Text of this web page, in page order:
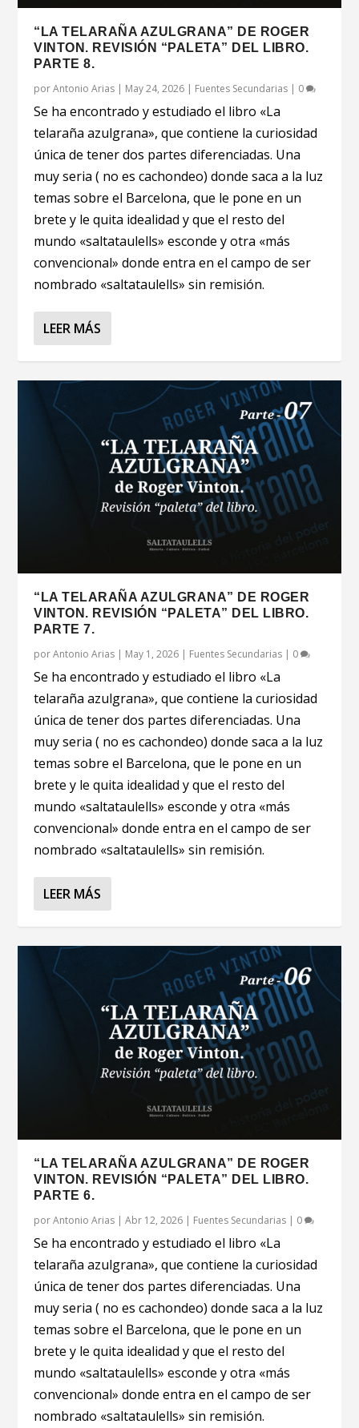
“LA TELARAÑA AZULGRANA” DE ROGER
VINTON. REVISIÓN “PALETA” DEL LIBRO.
PARTE 8.
porAntonio Arias | May 24, 2026 | Fuentes Secundarias | 0
Se ha encontrado y estudiado el libro «La
telaraña azulgrana», que contiene la curiosidad
única de tener dos partes diferenciadas. Una
muy seria ( no es cachondeo) donde saca a la luz
temas sobre el Barcelona, que le pone en un
brete y le quita idealidad y que el resto del
mundo «saltataulells» esconde y otra «más
convencional» donde entra en el campo de ser
nombrado «saltataulells» sin remisión.
LEER MÁS
“LA TELARAÑA AZULGRANA” DE ROGER
VINTON. REVISIÓN “PALETA” DEL LIBRO.
PARTE 7.
porAntonio Arias | May 1, 2026 | Fuentes Secundarias | 0
Se ha encontrado y estudiado el libro «La
telaraña azulgrana», que contiene la curiosidad
única de tener dos partes diferenciadas. Una
muy seria ( no es cachondeo) donde saca a la luz
temas sobre el Barcelona, que le pone en un
brete y le quita idealidad y que el resto del
mundo «saltataulells» esconde y otra «más
convencional» donde entra en el campo de ser
nombrado «saltataulells» sin remisión.
LEER MÁS
“LA TELARAÑA AZULGRANA” DE ROGER
VINTON. REVISIÓN “PALETA” DEL LIBRO.
PARTE 6.
porAntonio Arias |Abr 12, 2026 | Fuentes Secundarias | 0
Se ha encontrado y estudiado el libro «La
telaraña azulgrana», que contiene la curiosidad
única de tener dos partes diferenciadas. Una
muy seria ( no es cachondeo) donde saca a la luz
temas sobre el Barcelona, que le pone en un
brete y le quita idealidad y que el resto del
mundo «saltataulells» esconde y otra «más
convencional» donde entra en el campo de ser
nombrado «saltataulells» sin remisión.